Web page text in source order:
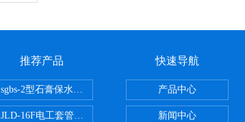
推荐产品
sgbs-2型石膏保水率测定仪粉刷石膏检测水泥全自动
JLD-16F电工套管恒温水浴管材
快速导航
产品中心
新闻中心